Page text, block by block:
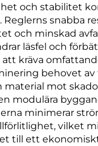
och stabilitet
snabba
och minskad
läsfel och
kräva
behovet
mot
modulära
minimerar
vilket
till ett